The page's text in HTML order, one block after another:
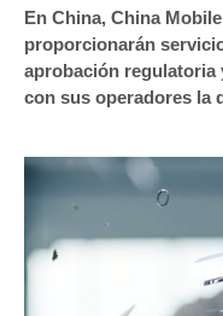
En China, China
proporcionarán
aprobación regulatoria
con sus operadores la